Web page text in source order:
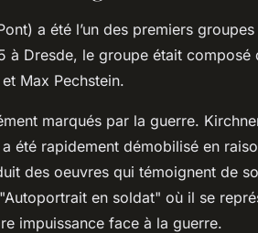
a été l’un des premiers
à Dresde, le groupe était composé
Max Pechstein.
marqués par la guerre.
été rapidement démobilisé en
des oeuvres qui témoignent de
en soldat" où il se
impuissance face à la guerre.